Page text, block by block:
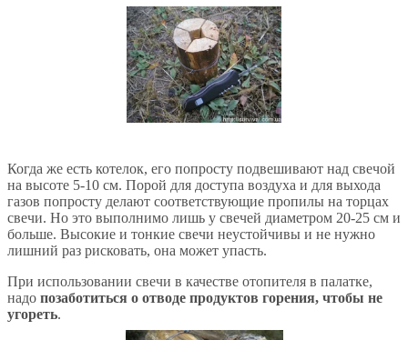
Когда же есть котелок, его попросту подвешивают над свечой
на высоте 5-10 см. Порой для доступа воздуха и для выхода
газов попросту делают соответствующие пропилы на торцах
свечи. Но это выполнимо лишь у свечей диаметром 20-25 см и
больше. Высокие и тонкие свечи неустойчивы и не нужно
лишний раз рисковать, она может упасть.
При использовании свечи в качестве отопителя в палатке,
надо позаботиться о отводе продуктов горения, чтобы не
угореть.